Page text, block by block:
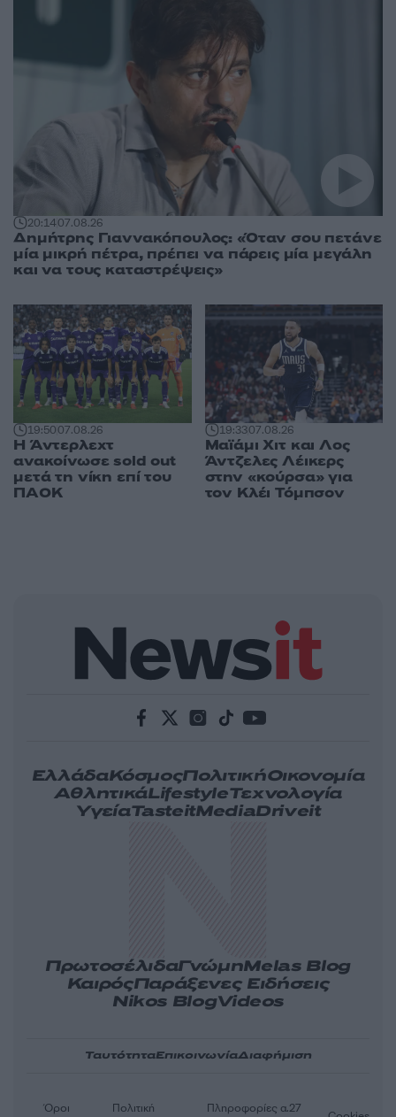
20:1407.08.26
Δημήτρης Γιαννακόπουλος: «Όταν σου πετάνε
μία μικρή πέτρα, πρέπει να πάρεις μία μεγάλη
και να τους καταστρέψεις»
19:5007.08.26
Η Άντερλεχτ
ανακοίνωσε sold out
μετά τη νίκη επί του
ΠΑΟΚ
19:3307.08.26
Μαϊάμι Χιτ και Λος
Άντζελες Λέικερς
στην «κούρσα» για
τον Κλέι Τόμπσον
ΕλλάδαΚόσμοςΠολιτικήΟικονομία
ΑθλητικάLifestyleΤεχνολογία
ΥγείαTasteitMediaDriveit
ΠρωτοσέλιδαΓνώμηMelas Blog
ΚαιρόςΠαράξενες Ειδήσεις
Nikos BlogVideos
ΤαυτότηταΕπικοινωνίαΔιαφήμιση
Όροι Πολιτική Πληροφορίες α.27